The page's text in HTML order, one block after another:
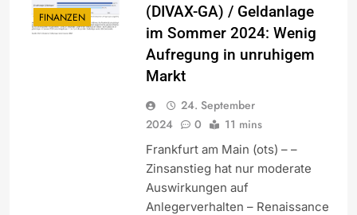
FINANZEN
(DIVAX-GA) / Geldanlage
im Sommer 2024: Wenig
Aufregung in unruhigem
Markt
24. September
2024
0 11 mins
Frankfurt am Main (ots) – –
Zinsanstieg hat nur moderate
Auswirkungen auf
Anlegerverhalten – Renaissance